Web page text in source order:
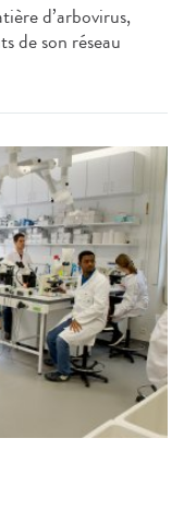
d’arbovirus,
de son réseau